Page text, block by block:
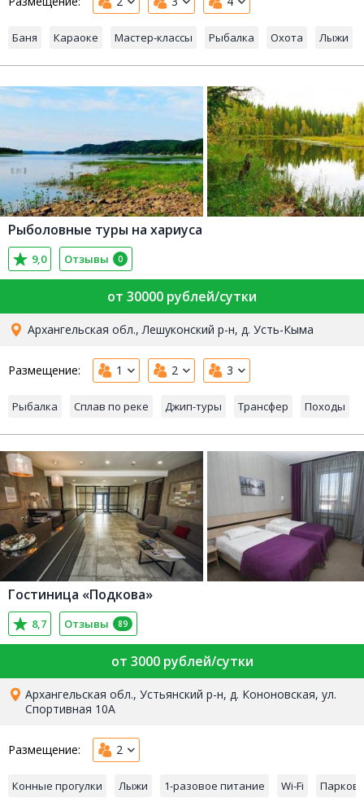
Баня Караоке Мастер-классы Рыбалка Охота Лыжи
Рыболовные туры на хариуса
9,0 Отзывы 0
от 30000 рублей/сутки
Архангельская обл., Лешуконский р-н, д. Усть-Кыма
Размещение: 1 2 3
Рыбалка Сплав по реке Джип-туры Трансфер Походы
Гостиница «Подкова»
8,7 Отзывы 89
от 3000 рублей/сутки
Архангельская обл., Устьянский р-н, д. Кононовская, ул.
Спортивная 10А
Размещение: 2
Конные прогулки Лыжи 1-разовое питание Wi-Fi